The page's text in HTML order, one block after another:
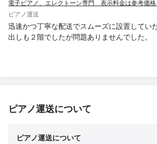
ピアノ運送
迅速かつ丁寧な配送でスムーズに設置してい
出しも２階でしたが問題ありませんでした。
ピアノ運送について
ピアノ運送について